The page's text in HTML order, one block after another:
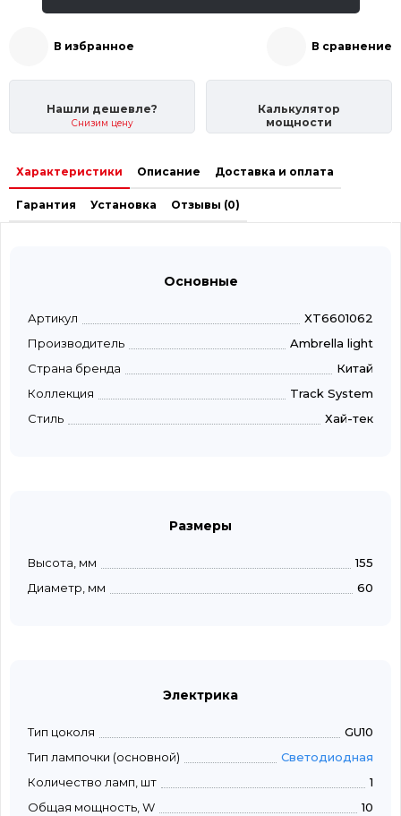
В избранное В сравнение
Нашли дешевле?
Снизим цену
Калькулятор
мощности
Характеристики Описание Доставка и оплата
Гарантия Установка Отзывы (0)
Основные
Артикул
XT6601062
Производитель
Ambrella light
Страна бренда
Китай
Коллекция
Track System
Стиль
Хай-тек
Размеры
Высота, мм
155
Диаметр, мм
60
Электрика
Тип цоколя
GU10
Тип лампочки (основной)
Светодиодная
Количество ламп, шт
1
Общая мощность, W
10